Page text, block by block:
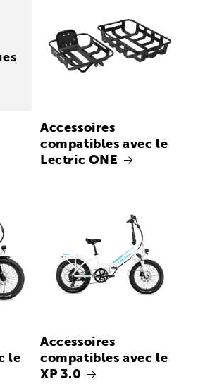
Accessoires
compatibles avec le
Lectric ONE
le
Accessoires
compatibles avec le
XP 3.0